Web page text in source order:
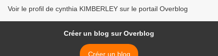
Voir le profil de cynthia KIMBERLEY sur le portail Overblog
Créer un blog sur Overblog
Créer un blog